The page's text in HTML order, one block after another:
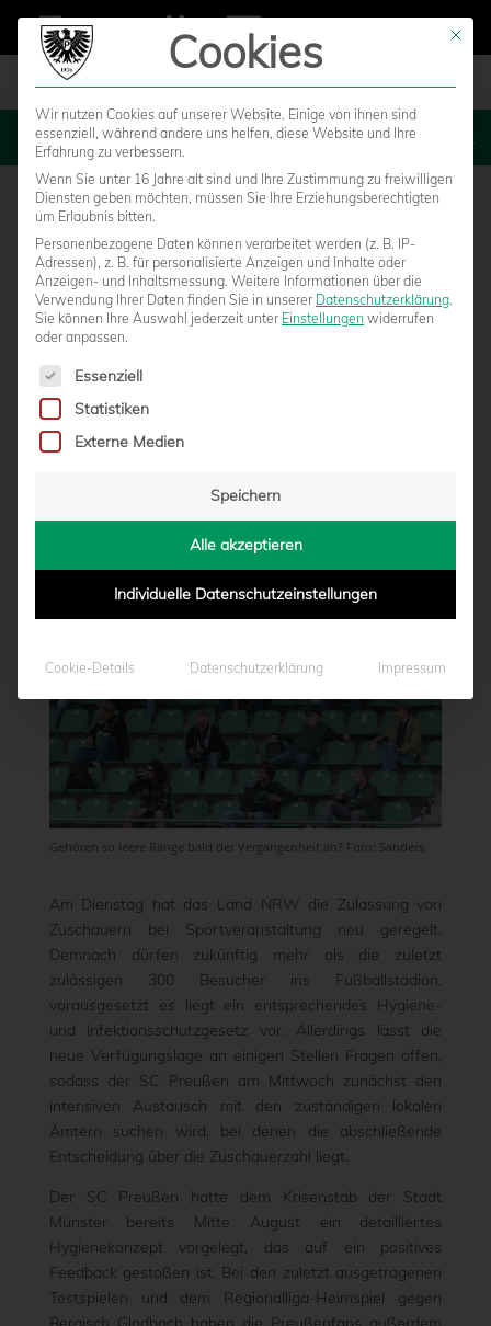
MENU
NEUE VERFÜGUNGSLAGE IN NRW –
vonMarcel Weskamp|15.09.2020 - 20:13
Gehören so leere Ränge bald der Vergangenheit an? Foto: Sanders
Am Dienstag hat das Land NRW die Zulassung von
Zuschauern bei Sportveranstaltung neu geregelt.
Demnach dürfen zukünftig mehr als die zuletzt
zulässigen 300 Besucher ins Fußballstadion,
vorausgesetzt es liegt ein entsprechendes Hygiene-
und Infektionsschutzgesetz vor. Allerdings lässt die
neue Verfügungslage an einigen Stellen Fragen offen,
sodass der SC Preußen am Mittwoch zunächst den
intensiven Austausch mit den zuständigen lokalen
Ämtern suchen wird, bei denen die abschließende
Entscheidung über die Zuschauerzahl liegt.
Der SC Preußen hatte dem Krisenstab der Stadt
Münster bereits Mitte August ein detailliertes
Hygienekonzept vorgelegt, das auf ein positives
Feedback gestoßen ist. Bei den zuletzt ausgetragenen
Testspielen und dem Regionalliga-Heimspiel gegen
Mit
Cookies
Wir nutzen Cookies auf unserer Website. Einige von ihnen sind
essenziell, während andere uns helfen, diese Website und Ihre
Erfahrung zu verbessern.
Wenn Sie unter 16 Jahre alt sind und Ihre Zustimmung zu freiwilligen
Diensten geben möchten, müssen Sie Ihre Erziehungsberechtigten
um Erlaubnis bitten.
Personenbezogene Daten können verarbeitet werden (z. B. IP-
Adressen), z. B. für personalisierte Anzeigen und Inhalte oder
Anzeigen- und Inhaltsmessung. Weitere Informationen über die
Verwendung Ihrer Daten finden Sie in unserer Datenschutzerklärung.
Sie können Ihre Auswahl jederzeit unter Einstellungen widerrufen
oder anpassen.
Es folgt eine Liste der Service-Gruppen, für die eine
Essenziell
Statistiken
Externe Medien
Speichern
Alle akzeptieren
Individuelle Datenschutzeinstellungen
Cookie-Details Datenschutzerklärung Impressum